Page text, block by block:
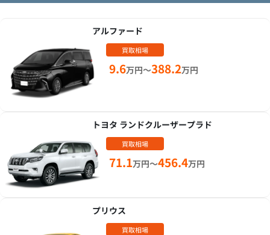
アルファード
買取相場
9.6万円～388.2万円
トヨタ ランドクルーザープラド
買取相場
71.1万円～456.4万円
プリウス
買取相場